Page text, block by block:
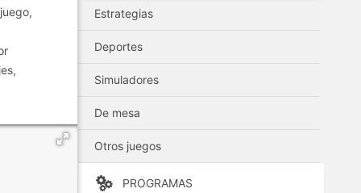
Estrategias
Deportes
Simuladores
De mesa
Otros juegos
PROGRAMAS